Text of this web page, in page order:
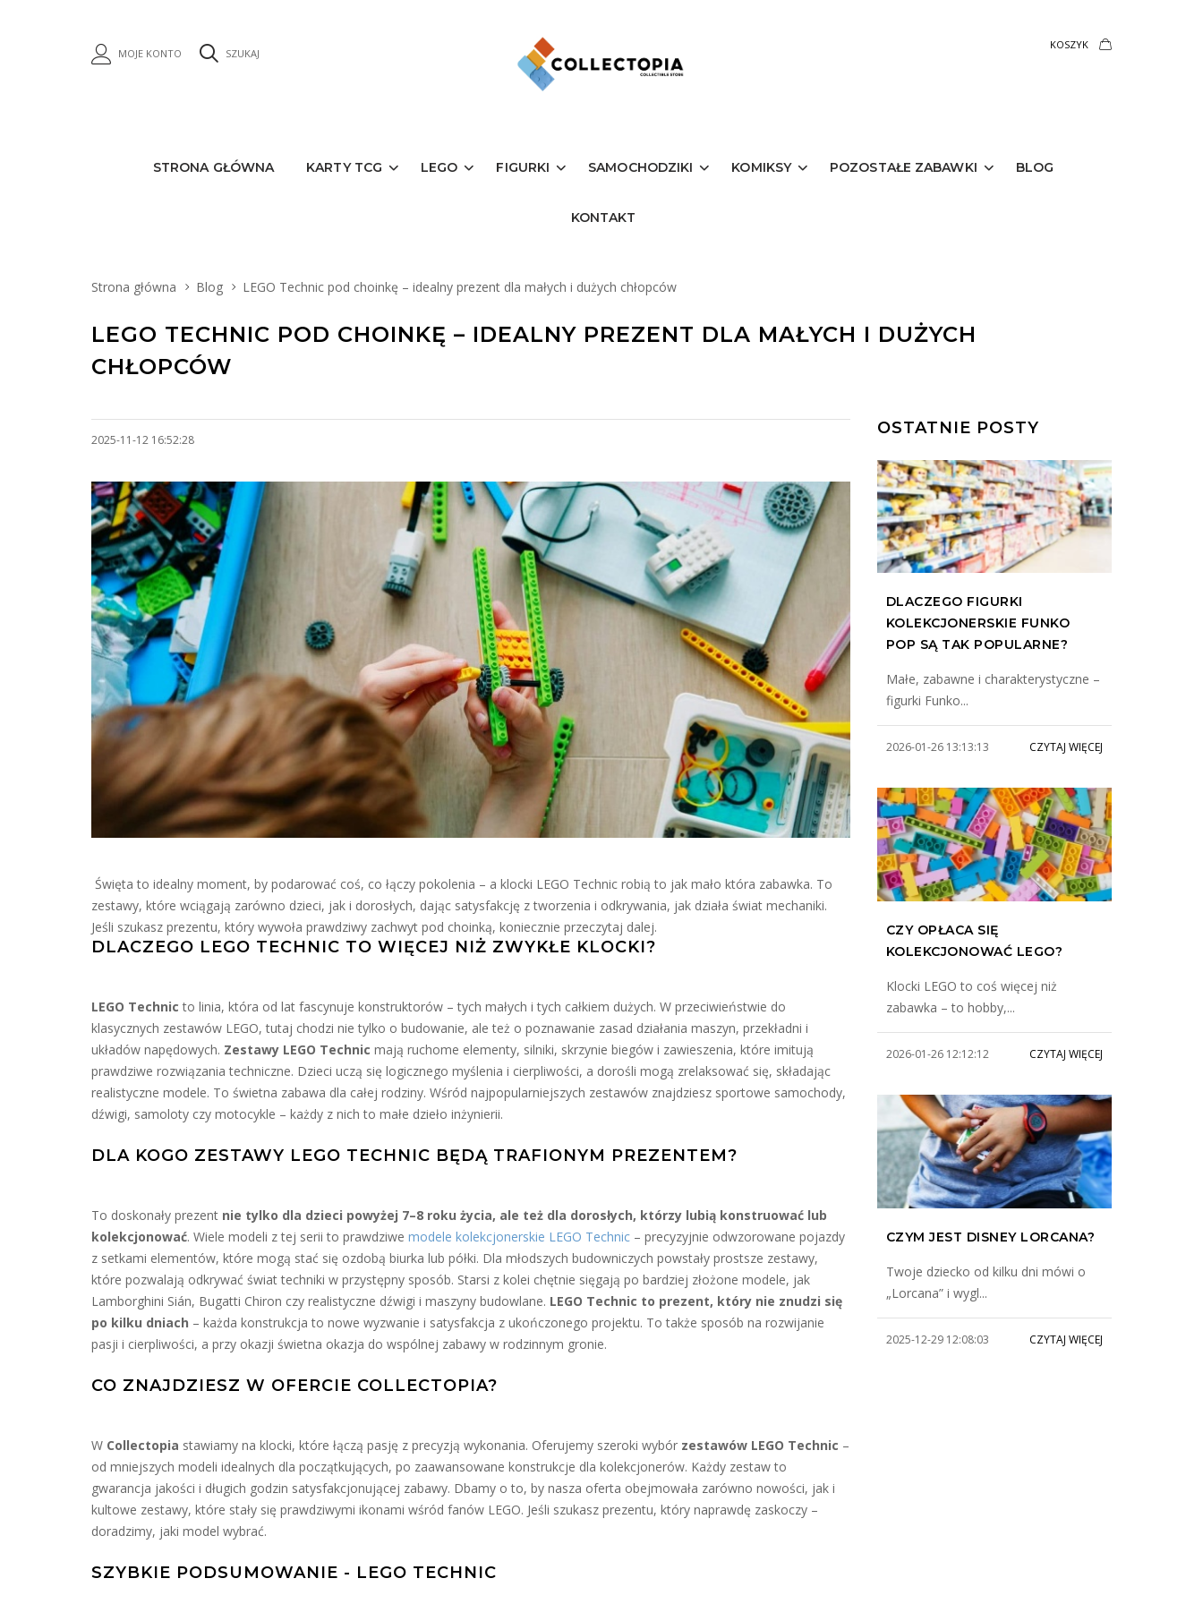
MOJE KONTO SZUKAJ
KOSZYK
STRONA GŁÓWNA KARTY TCG LEGO FIGURKI SAMOCHODZIKI KOMIKSY POZOSTAŁE ZABAWKI BLOG
KONTAKT
Strona główna Blog LEGO Technic pod choinkę – idealny prezent dla małych i dużych chłopców
LEGO TECHNIC POD CHOINKĘ – IDEALNY PREZENT DLA MAŁYCH I DUŻYCH
CHŁOPCÓW
2025-11-12 16:52:28
Święta to idealny moment, by podarować coś, co łączy pokolenia – a klocki LEGO Technic robią to jak mało która zabawka. To
zestawy, które wciągają zarówno dzieci, jak i dorosłych, dając satysfakcję z tworzenia i odkrywania, jak działa świat mechaniki.
Jeśli szukasz prezentu, który wywoła prawdziwy zachwyt pod choinką, koniecznie przeczytaj dalej.
DLACZEGO LEGO TECHNIC TO WIĘCEJ NIŻ ZWYKŁE KLOCKI?
LEGO Technicto linia, która od lat fascynuje konstruktorów – tych małych i tych całkiem dużych. W przeciwieństwie do
klasycznych zestawów LEGO, tutaj chodzi nie tylko o budowanie, ale też o poznawanie zasad działania maszyn, przekładni i
układów napędowych. Zestawy LEGO Technic mają ruchome elementy, silniki, skrzynie biegów i zawieszenia, które imitują
prawdziwe rozwiązania techniczne. Dzieci uczą się logicznego myślenia i cierpliwości, a dorośli mogą zrelaksować się, składając
realistyczne modele. To świetna zabawa dla całej rodziny. Wśród najpopularniejszych zestawów znajdziesz sportowe samochody,
dźwigi, samoloty czy motocykle – każdy z nich to małe dzieło inżynierii.
DLA KOGO ZESTAWY LEGO TECHNIC BĘDĄ TRAFIONYM PREZENTEM?
To doskonały prezent nie tylko dla dzieci powyżej 7–8 roku życia, ale też dla dorosłych, którzy lubią konstruować lub
kolekcjonować. Wiele modeli z tej serii to prawdziwe modele kolekcjonerskie LEGO Technic – precyzyjnie odwzorowane pojazdy
z setkami elementów, które mogą stać się ozdobą biurka lub półki. Dla młodszych budowniczych powstały prostsze zestawy,
które pozwalają odkrywać świat techniki w przystępny sposób. Starsi z kolei chętnie sięgają po bardziej złożone modele, jak
Lamborghini Sián, Bugatti Chiron czy realistyczne dźwigi i maszyny budowlane. LEGO Technic to prezent, który nie znudzi się
po kilku dniach – każda konstrukcja to nowe wyzwanie i satysfakcja z ukończonego projektu. To także sposób na rozwijanie
pasji i cierpliwości, a przy okazji świetna okazja do wspólnej zabawy w rodzinnym gronie.
CO ZNAJDZIESZ W OFERCIE COLLECTOPIA?
W Collectopia stawiamy na klocki, które łączą pasję z precyzją wykonania. Oferujemy szeroki wybór zestawów LEGO Technic –
od mniejszych modeli idealnych dla początkujących, po zaawansowane konstrukcje dla kolekcjonerów. Każdy zestaw to
gwarancja jakości i długich godzin satysfakcjonującej zabawy. Dbamy o to, by nasza oferta obejmowała zarówno nowości, jak i
kultowe zestawy, które stały się prawdziwymi ikonami wśród fanów LEGO. Jeśli szukasz prezentu, który naprawdę zaskoczy –
doradzimy, jaki model wybrać.
SZYBKIE PODSUMOWANIE - LEGO TECHNIC
OSTATNIE POSTY
DLACZEGO FIGURKI
KOLEKCJONERSKIE FUNKO
POP SĄ TAK POPULARNE?
Małe, zabawne i charakterystyczne –
figurki Funko...
2026-01-26 13:13:13 CZYTAJ WIĘCEJ
CZY OPŁACA SIĘ
KOLEKCJONOWAĆ LEGO?
Klocki LEGO to coś więcej niż
zabawka – to hobby,...
2026-01-26 12:12:12 CZYTAJ WIĘCEJ
CZYM JEST DISNEY LORCANA?
Twoje dziecko od kilku dni mówi o
„Lorcana” i wygl...
2025-12-29 12:08:03 CZYTAJ WIĘCEJ